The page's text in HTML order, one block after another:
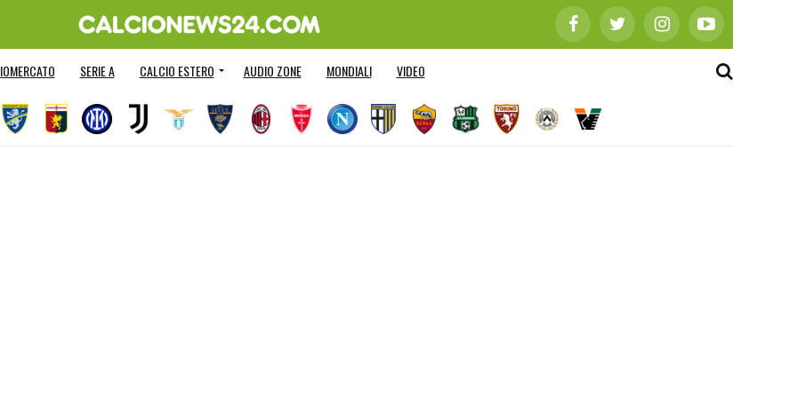
SERIE A CALCIO ESTERO AUDIO ZONE MONDIALI VIDEO